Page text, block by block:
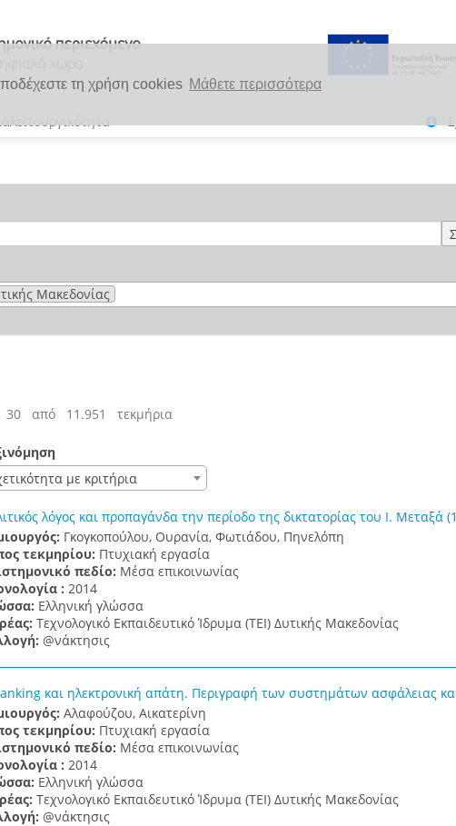
τη χρήση cookies Μάθετε περισσότερα
Μακεδονίας
από 11.951 τεκμήρια
με κριτήρια
λόγος και προπαγάνδα την περίοδο της δικτατορίας του Ι. Μεταξά
Γκογκοπούλου, Ουρανία, Φωτιάδου, Πηνελόπη
τεκμηρίου: Πτυχιακή εργασία
πεδίο: Μέσα επικοινωνίας
: 2014
Ελληνική γλώσσα
Τεχνολογικό Εκπαιδευτικό Ίδρυμα (ΤΕΙ) Δυτικής Μακεδονίας
@νάκτησις
και ηλεκτρονική απάτη. Περιγραφή των συστημάτων ασφάλειας
Αλαφούζου, Αικατερίνη
τεκμηρίου: Πτυχιακή εργασία
πεδίο: Μέσα επικοινωνίας
: 2014
Ελληνική γλώσσα
Τεχνολογικό Εκπαιδευτικό Ίδρυμα (ΤΕΙ) Δυτικής Μακεδονίας
@νάκτησις